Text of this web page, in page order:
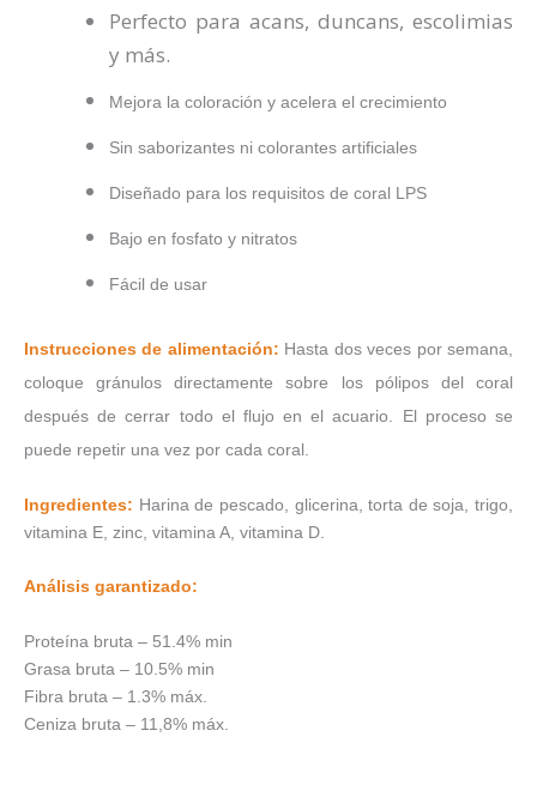
Perfecto para acans, duncans, escolimias
y más.
Mejora la coloración y acelera el crecimiento
Sin saborizantes ni colorantes artificiales
Diseñado para los requisitos de coral LPS
Bajo en fosfato y nitratos
Fácil de usar
Instrucciones de alimentación: Hasta dos veces por semana,
coloque gránulos directamente sobre los pólipos del coral
después de cerrar todo el flujo en el acuario. El proceso se
puede repetir una vez por cada coral.
Ingredientes: Harina de pescado, glicerina, torta de soja, trigo,
vitamina E, zinc, vitamina A, vitamina D.
Análisis garantizado:
Proteína bruta – 51.4% min
Grasa bruta – 10.5% min
Fibra bruta – 1.3% máx.
Ceniza bruta – 11,8% máx.